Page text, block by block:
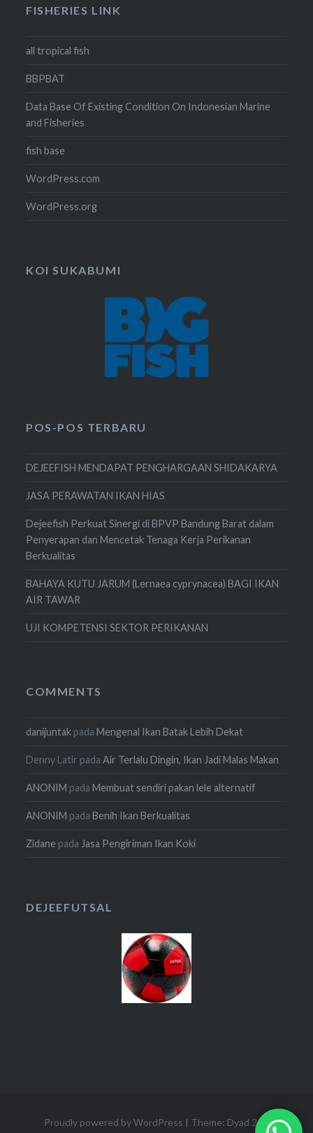
FISHERIES LINK
all tropical fish
BBPBAT
Data Base Of Existing Condition On Indonesian Marine
and Fisheries
fish base
WordPress.com
WordPress.org
KOI SUKABUMI
POS-POS TERBARU
DEJEEFISH MENDAPAT PENGHARGAAN SHIDAKARYA
JASA PERAWATAN IKAN HIAS
Dejeefish Perkuat Sinergi di BPVP Bandung Barat dalam
Penyerapan dan Mencetak Tenaga Kerja Perikanan
Berkualitas
BAHAYA KUTU JARUM (Lernaea cyprynacea) BAGI IKAN
AIR TAWAR
UJI KOMPETENSI SEKTOR PERIKANAN
COMMENTS
danijuntak padaMengenal Ikan Batak Lebih Dekat
Denny Latir padaAir Terlalu Dingin, Ikan Jadi Malas Makan
ANONIM padaMembuat sendiri pakan lele alternatif
ANONIM padaBenih Ikan Berkualitas
Zidane pada Jasa Pengiriman Ikan Koki
DEJEEFUTSAL
Proudly powered by WordPress | Theme: Dyad 2 by